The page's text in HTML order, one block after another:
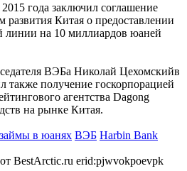
года заключил соглашение
развития Китая о предоставлении
линии на 10 миллиардов юаней
ВЭБа Николай Цехомскийв
также получение госкорпорацией
агентства Dagong
на рынке Китая.
в юанях ВЭБ Harbin Bank
BestArctic.ru erid:pjwvokpoevpk